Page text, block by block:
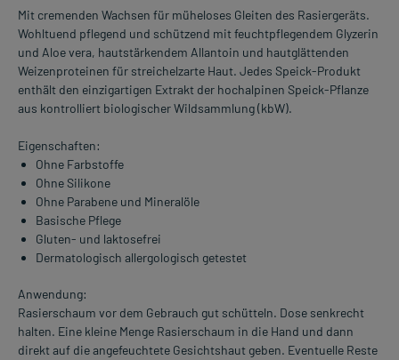
Mit cremenden Wachsen für müheloses Gleiten des Rasiergeräts.
Wohltuend pflegend und schützend mit feuchtpflegendem Glyzerin
und Aloe vera, hautstärkendem Allantoin und hautglättenden
Weizenproteinen für streichelzarte Haut. Jedes Speick-Produkt
enthält den einzigartigen Extrakt der hochalpinen Speick-Pflanze
aus kontrolliert biologischer Wildsammlung (kbW).
Eigenschaften:
Ohne Farbstoffe
Ohne Silikone
Ohne Parabene und Mineralöle
Basische Pflege
Gluten- und laktosefrei
Dermatologisch allergologisch getestet
Anwendung:
Rasierschaum vor dem Gebrauch gut schütteln. Dose senkrecht
halten. Eine kleine Menge Rasierschaum in die Hand und dann
direkt auf die angefeuchtete Gesichtshaut geben. Eventuelle Reste